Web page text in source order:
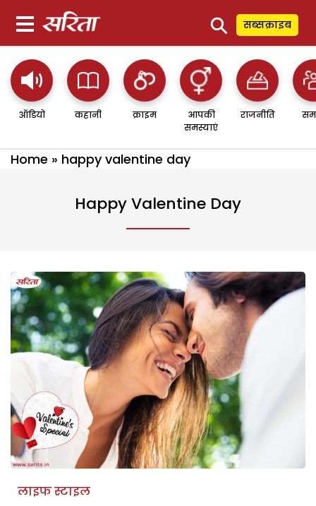
⚲ सब्सक्राइब
ऑडियो कहानी क्राइम
आपकी
समस्याएं
राजनीति
Home » happy valentine day
Happy Valentine Day
लाइफ स्टाइल